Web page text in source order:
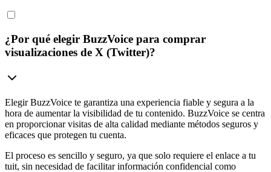
¿Por qué elegir BuzzVoice para comprar
visualizaciones de X (Twitter)?
Elegir BuzzVoice te garantiza una experiencia fiable y segura a la
hora de aumentar la visibilidad de tu contenido. BuzzVoice se centra
en proporcionar visitas de alta calidad mediante métodos seguros y
eficaces que protegen tu cuenta.
El proceso es sencillo y seguro, ya que solo requiere el enlace a tu
tuit, sin necesidad de facilitar información confidencial como